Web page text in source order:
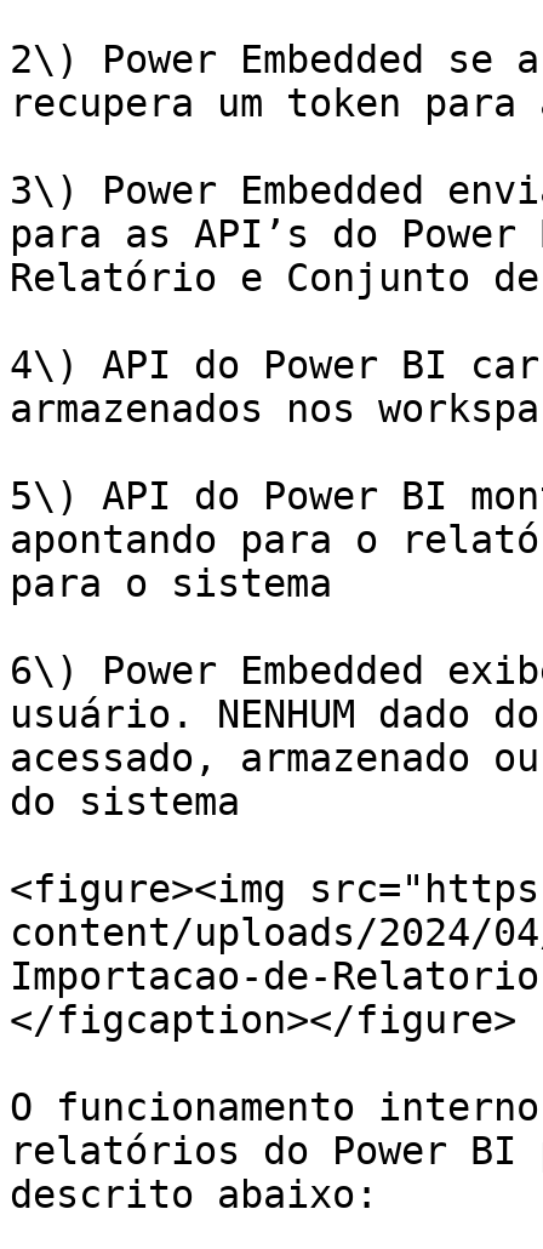
2\) Power Embedded
recupera um token
3\) Power Embedded
para as API’s do
Relatório e Conjunto
4\) API do Power BI
armazenados nos
5\) API do Power BI
apontando para o
para o sistema
6\) Power Embedded
usuário. NENHUM
acessado, armazenado
do sistema
<figure><img
content/uploads/2024/
Importacao-de-
</figcaption></figure>
O funcionamento
relatórios do Power BI
descrito abaixo: